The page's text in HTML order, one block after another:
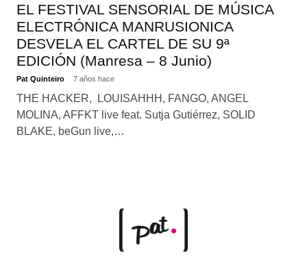
EL FESTIVAL SENSORIAL DE MÚSICA
ELECTRÓNICA MANRUSIONICA
DESVELA EL CARTEL DE SU 9ª
EDICIÓN (Manresa – 8 Junio)
Pat Quinteiro 7 años hace
THE HACKER, LOUISAHHH, FANGO, ANGEL
MOLINA, AFFKT live feat. Sutja Gutiérrez, SOLID
BLAKE, beGun live,…